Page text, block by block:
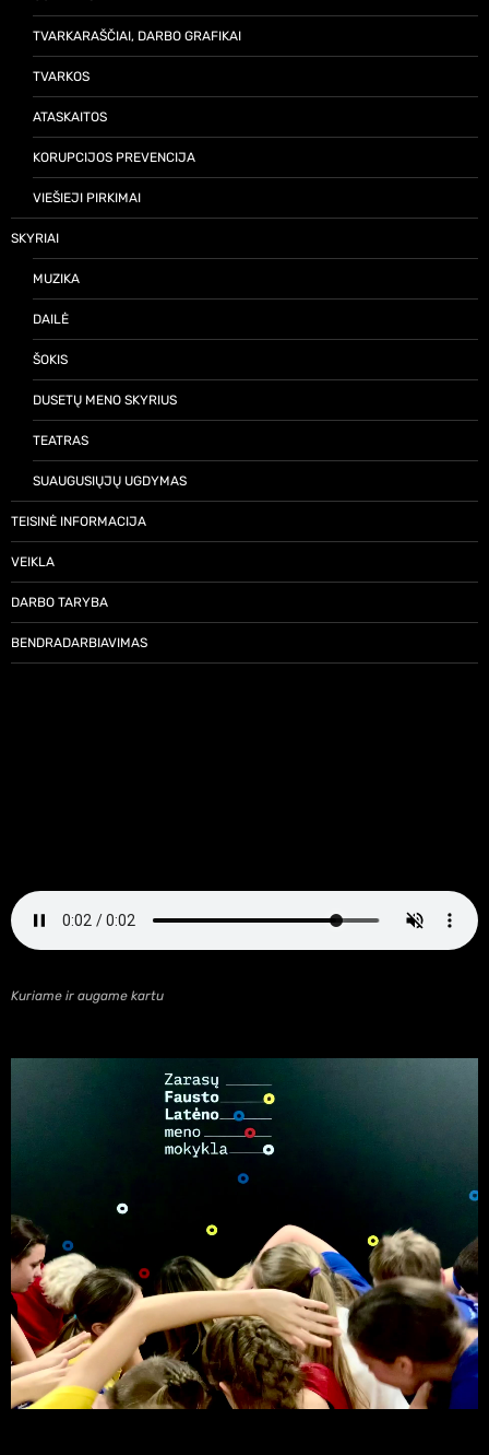
TVARKARAŠČIAI, DARBO GRAFIKAI
TVARKOS
ATASKAITOS
KORUPCIJOS PREVENCIJA
VIEŠIEJI PIRKIMAI
SKYRIAI
MUZIKA
DAILĖ
ŠOKIS
DUSETŲ MENO SKYRIUS
TEATRAS
SUAUGUSIŲJŲ UGDYMAS
TEISINĖ INFORMACIJA
VEIKLA
DARBO TARYBA
BENDRADARBIAVIMAS
Kuriame ir augame kartu